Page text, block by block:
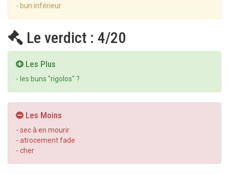
- bun inférieur
Le verdict : 4/20
Les Plus
- les buns "rigolos" ?
Les Moins
- sec à en mourir
- atrocement fade
- cher